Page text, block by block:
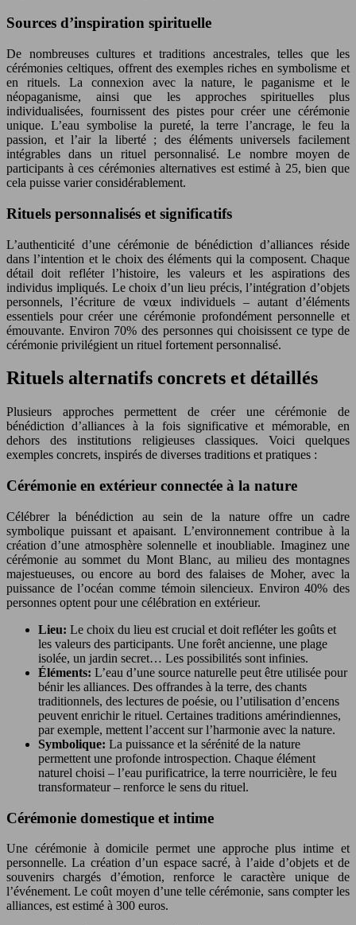
Sources d’inspiration spirituelle
De nombreuses cultures et traditions ancestrales, telles que les
cérémonies celtiques, offrent des exemples riches en symbolisme et
en rituels. La connexion avec la nature, le paganisme et le
néopaganisme, ainsi que les approches spirituelles plus
individualisées, fournissent des pistes pour créer une cérémonie
unique. L’eau symbolise la pureté, la terre l’ancrage, le feu la
passion, et l’air la liberté ; des éléments universels facilement
intégrables dans un rituel personnalisé. Le nombre moyen de
participants à ces cérémonies alternatives est estimé à 25, bien que
cela puisse varier considérablement.
Rituels personnalisés et significatifs
L’authenticité d’une cérémonie de bénédiction d’alliances réside
dans l’intention et le choix des éléments qui la composent. Chaque
détail doit refléter l’histoire, les valeurs et les aspirations des
individus impliqués. Le choix d’un lieu précis, l’intégration d’objets
personnels, l’écriture de vœux individuels – autant d’éléments
essentiels pour créer une cérémonie profondément personnelle et
émouvante. Environ 70% des personnes qui choisissent ce type de
cérémonie privilégient un rituel fortement personnalisé.
Rituels alternatifs concrets et détaillés
Plusieurs approches permettent de créer une cérémonie de
bénédiction d’alliances à la fois significative et mémorable, en
dehors des institutions religieuses classiques. Voici quelques
exemples concrets, inspirés de diverses traditions et pratiques :
Cérémonie en extérieur connectée à la nature
Célébrer la bénédiction au sein de la nature offre un cadre
symbolique puissant et apaisant. L’environnement contribue à la
création d’une atmosphère solennelle et inoubliable. Imaginez une
cérémonie au sommet du Mont Blanc, au milieu des montagnes
majestueuses, ou encore au bord des falaises de Moher, avec la
puissance de l’océan comme témoin silencieux. Environ 40% des
personnes optent pour une célébration en extérieur.
Lieu: Le choix du lieu est crucial et doit refléter les goûts et
les valeurs des participants. Une forêt ancienne, une plage
isolée, un jardin secret… Les possibilités sont infinies.
Éléments: L’eau d’une source naturelle peut être utilisée pour
bénir les alliances. Des offrandes à la terre, des chants
traditionnels, des lectures de poésie, ou l’utilisation d’encens
peuvent enrichir le rituel. Certaines traditions amérindiennes,
par exemple, mettent l’accent sur l’harmonie avec la nature.
Symbolique: La puissance et la sérénité de la nature
permettent une profonde introspection. Chaque élément
naturel choisi – l’eau purificatrice, la terre nourricière, le feu
transformateur – renforce le sens du rituel.
Cérémonie domestique et intime
Une cérémonie à domicile permet une approche plus intime et
personnelle. La création d’un espace sacré, à l’aide d’objets et de
souvenirs chargés d’émotion, renforce le caractère unique de
l’événement. Le coût moyen d’une telle cérémonie, sans compter les
alliances, est estimé à 300 euros.